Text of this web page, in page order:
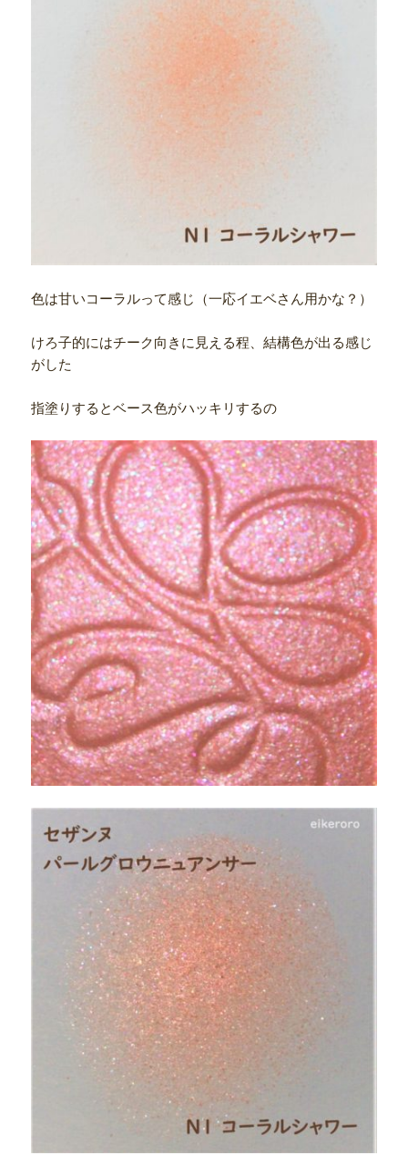
色は甘いコーラルって感じ（一応イエベさん用かな？）
けろ子的にはチーク向きに見える程、結構色が出る感じ
がした
指塗りするとベース色がハッキリするの